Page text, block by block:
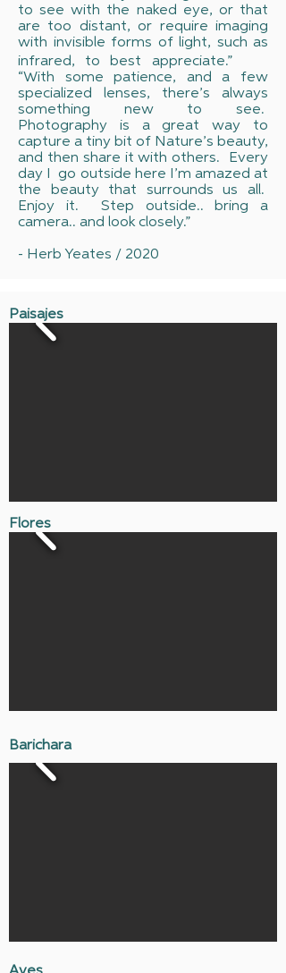
Paisajes
Flores
to see with the naked eye, or that
are too distant, or require imaging
with invisible forms of light, such as
infrared, to best appreciate.”
“With some patience, and a few
specialized lenses, there’s always
something new to see.
Photography is a great way to
capture a tiny bit of Nature’s beauty,
and then share it with others. Every
day I go outside here I’m amazed at
the beauty that surrounds us all.
Enjoy it. Step outside.. bring a
camera.. and look closely.”
- Herb Yeates / 2020
Barichara